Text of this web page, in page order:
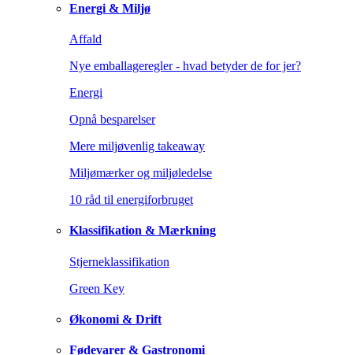
Energi & Miljø
Affald
Nye emballageregler - hvad betyder de for jer?
Energi
Opnå besparelser
Mere miljøvenlig takeaway
Miljømærker og miljøledelse
10 råd til energiforbruget
Klassifikation & Mærkning
Stjerneklassifikation
Green Key
Økonomi & Drift
Fødevarer & Gastronomi